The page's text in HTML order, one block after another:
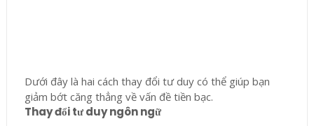
Dưới đây là hai cách thay đổi tư duy có thể giúp bạn
giảm bớt căng thẳng về vấn đề tiền bạc.
Thay đổi tư duy ngôn ngữ